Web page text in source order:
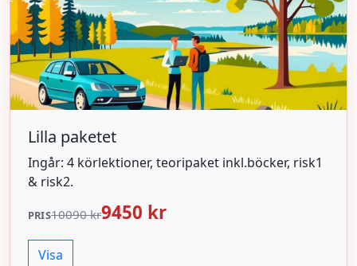
Lilla paketet
Ingår: 4 körlektioner, teoripaket inkl.böcker, risk1
& risk2.
PRIS10090 kr9450 kr
Visa